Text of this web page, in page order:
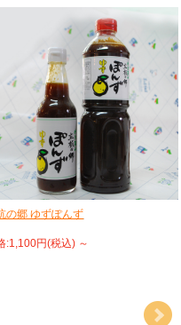
の郷 ゆずぽんず
:1,100円(税込) ～